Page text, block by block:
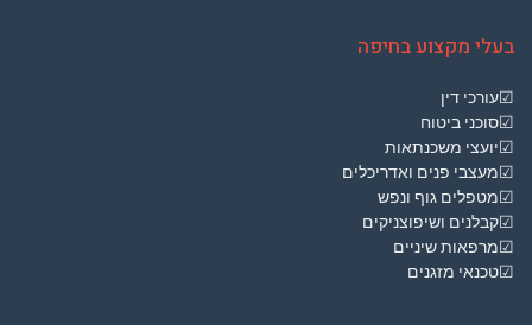
בעלי מקצוע בחיפה
☑עורכי דין
☑סוכני ביטוח
☑יועצי משכנתאות
☑מעצבי פנים ואדריכלים
☑מטפלים גוף ונפש
☑קבלנים ושיפוצניקים
☑מרפאות שיניים
☑טכנאי מזגנים